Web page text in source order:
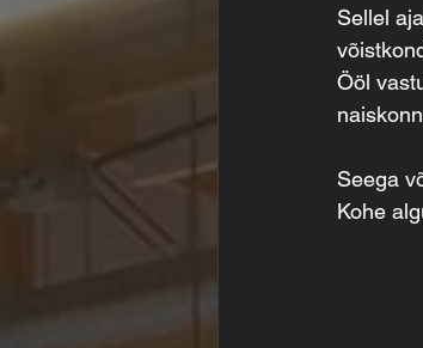
Sellel
Ööl
Seega
Kohe